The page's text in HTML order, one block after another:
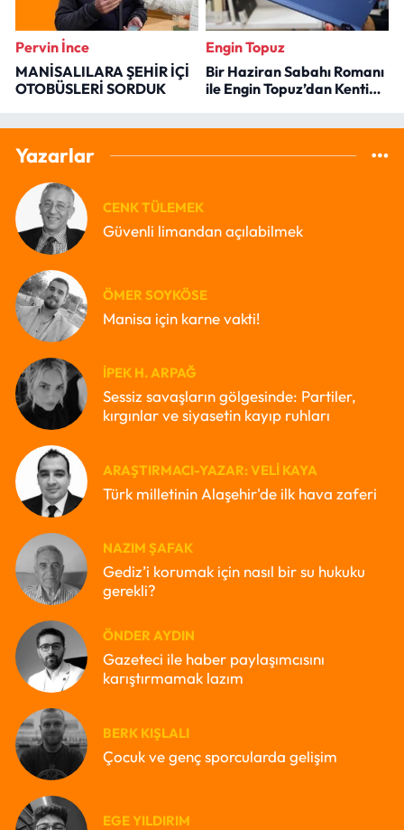
Pervin İnce
MANİSALILARA ŞEHİR İÇİ
OTOBÜSLERİ SORDUK
Engin Topuz
Bir Haziran Sabahı Romanı
ile Engin Topuz’dan Kenti
Yazarlar
CENK TÜLEMEK
Güvenli limandan açılabilmek
ÖMER SOYKÖSE
Manisa için karne vakti!
İPEK H. ARPAĞ
Sessiz savaşların gölgesinde: Partiler,
kırgınlar ve siyasetin kayıp ruhları
ARAŞTIRMACI-YAZAR: VELI KAYA
Türk milletinin Alaşehir'de ilk hava zaferi
NAZIM ŞAFAK
Gediz’i korumak için nasıl bir su hukuku
gerekli?
ÖNDER AYDIN
Gazeteci ile haber paylaşımcısını
karıştırmamak lazım
BERK KIŞLALI
Çocuk ve genç sporcularda gelişim
EGE YILDIRIM